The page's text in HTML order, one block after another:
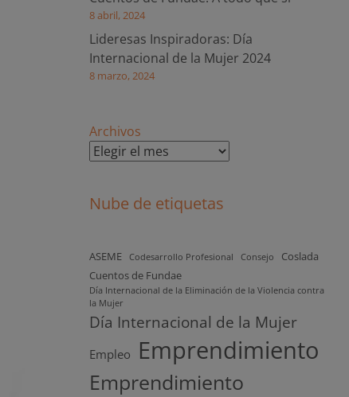
8 abril, 2024
Lideresas Inspiradoras: Día
Internacional de la Mujer 2024
8 marzo, 2024
Archivos
Nube de etiquetas
ASEME Codesarrollo Profesional Consejo
Coslada
Cuentos de Fundae
Día Internacional de la Eliminación de la Violencia contra
la Mujer
Día Internacional de la Mujer
Empleo Emprendimiento
Emprendimiento